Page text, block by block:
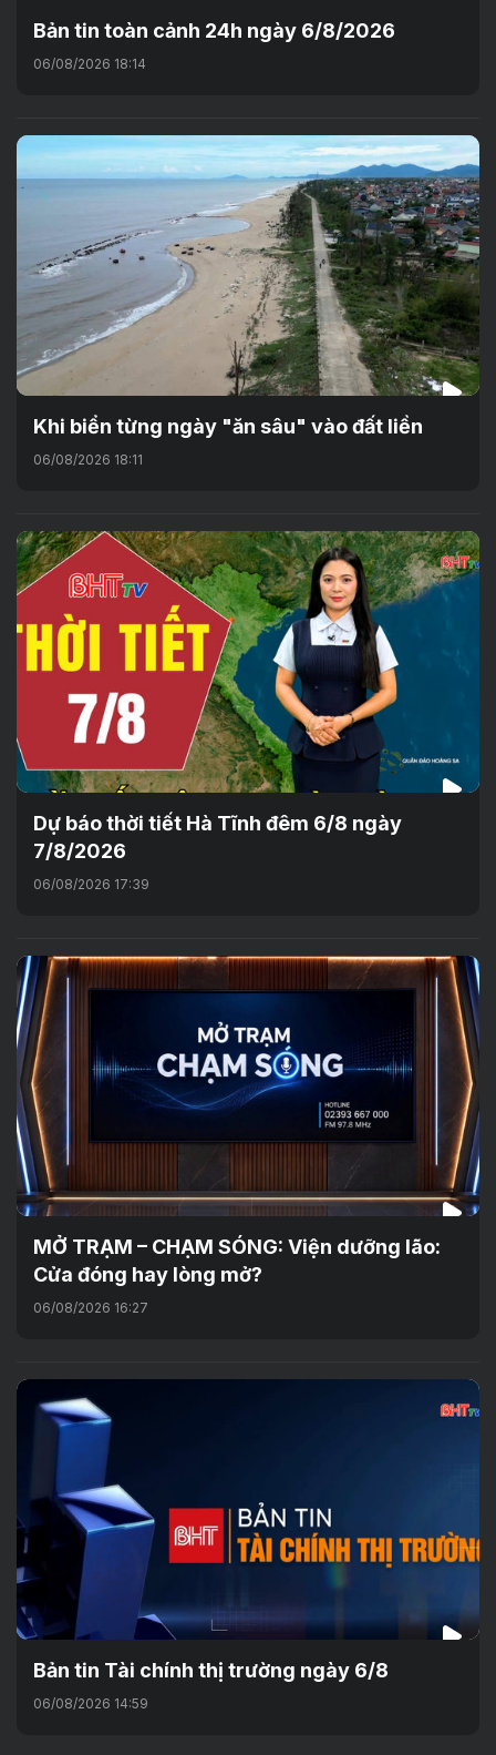
Bản tin toàn cảnh 24h ngày 6/8/2026
06/08/2026 18:14
Khi biển từng ngày "ăn sâu" vào đất liền
06/08/2026 18:11
Dự báo thời tiết Hà Tĩnh đêm 6/8 ngày
7/8/2026
06/08/2026 17:39
MỞ TRẠM – CHẠM SÓNG: Viện dưỡng lão:
Cửa đóng hay lòng mở?
06/08/2026 16:27
Bản tin Tài chính thị trường ngày 6/8
06/08/2026 14:59